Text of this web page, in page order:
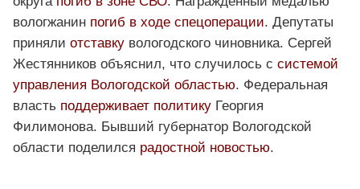
вологжанин погиб в ходе спецоперации. Депутаты
приняли отставку вологодского чиновника. Сергей
Жестянников объяснил, что случилось с системой
управления Вологодской областью. Федеральная
власть поддерживает политику Георгия
Филимонова. Бывший губернатор Вологодской
области поделился радостной новостью.